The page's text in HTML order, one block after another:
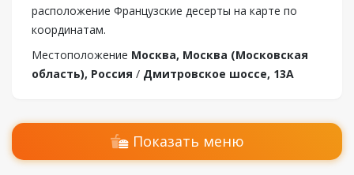
расположение Французские десерты на карте по
координатам.
Местоположение Москва, Москва (Московская
область), Россия / Дмитровское шоссе, 13А
Показать меню